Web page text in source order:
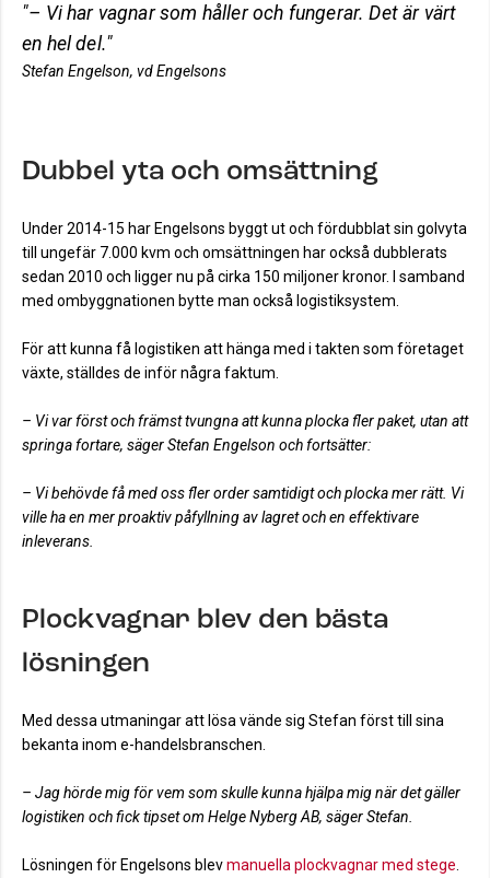
"– Vi har vagnar som håller och fungerar. Det är värt
en hel del."
Stefan Engelson, vd Engelsons
Dubbel yta och omsättning
Under 2014-15 har Engelsons byggt ut och fördubblat sin golvyta
till ungefär 7.000 kvm och omsättningen har också dubblerats
sedan 2010 och ligger nu på cirka 150 miljoner kronor. I samband
med ombyggnationen bytte man också logistiksystem.
För att kunna få logistiken att hänga med i takten som företaget
växte, ställdes de inför några faktum.
– Vi var först och främst tvungna att kunna plocka fler paket, utan att
springa fortare, säger Stefan Engelson och fortsätter:
– Vi behövde få med oss fler order samtidigt och plocka mer rätt. Vi
ville ha en mer proaktiv påfyllning av lagret och en effektivare
inleverans.
Plockvagnar blev den bästa
lösningen
Med dessa utmaningar att lösa vände sig Stefan först till sina
bekanta inom e-handelsbranschen.
– Jag hörde mig för vem som skulle kunna hjälpa mig när det gäller
logistiken och fick tipset om Helge Nyberg AB, säger Stefan.
Lösningen för Engelsons blevmanuella plockvagnar med stege